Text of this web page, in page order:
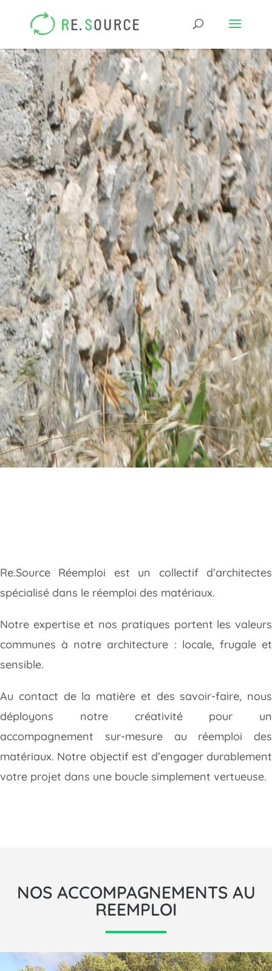
Re.Source Réemploi est un collectif d’architectes
spécialisé dans le réemploi des matériaux.
Notre expertise et nos pratiques portent les valeurs
communes à notre architecture : locale, frugale et
sensible.
Au contact de la matière et des savoir-faire, nous
déployons notre créativité pour un
accompagnement sur-mesure au réemploi des
matériaux. Notre objectif est d’engager durablement
votre projet dans une boucle simplement vertueuse.
NOS ACCOMPAGNEMENTS AU
REEMPLOI